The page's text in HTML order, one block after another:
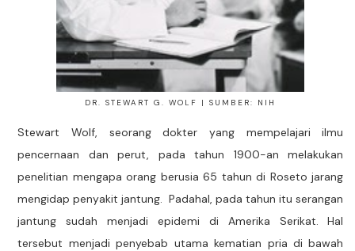
DR. STEWART G. WOLF | SUMBER: NIH
Stewart Wolf, seorang dokter yang mempelajari ilmu
pencernaan dan perut, pada tahun 1900-an melakukan
penelitian mengapa orang berusia 65 tahun di Roseto jarang
mengidap penyakit jantung. Padahal, pada tahun itu serangan
jantung sudah menjadi epidemi di Amerika Serikat. Hal
tersebut menjadi penyebab utama kematian pria di bawah